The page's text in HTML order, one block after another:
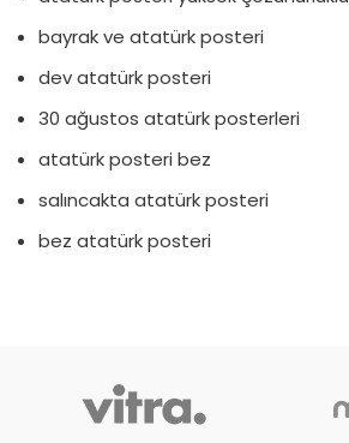
bayrak ve atatürk posteri
dev atatürk posteri
30 ağustos atatürk posterleri
atatürk posteri bez
salıncakta atatürk posteri
bez atatürk posteri